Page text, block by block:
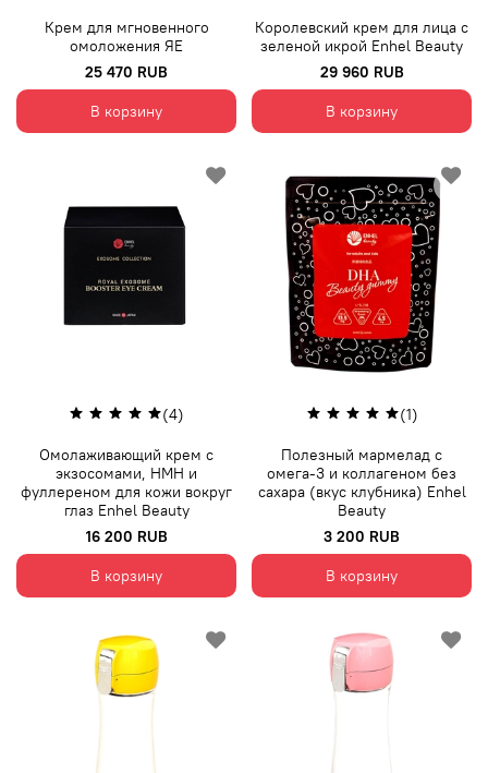
Крем для мгновенного
омоложения ЯЕ
25 470 RUB
В корзину
Королевский крем для лица с
зеленой икрой Enhel Beauty
29 960 RUB
В корзину
(4)
Омолаживающий крем с
экзосомами, НМН и
фуллереном для кожи вокруг
глаз Enhel Beauty
16 200 RUB
В корзину
(1)
Полезный мармелад с
омега-3 и коллагеном без
сахара (вкус клубника) Enhel
Beauty
3 200 RUB
В корзину